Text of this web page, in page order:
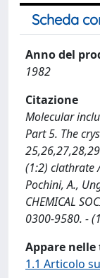
Scheda
Anno del
1982
Citazione
Molecular
Part 5. The
(1:2) clathrate
Pochini, A.,
CHEMICAL
0300-9580. -
Appare
1.1 Articolo